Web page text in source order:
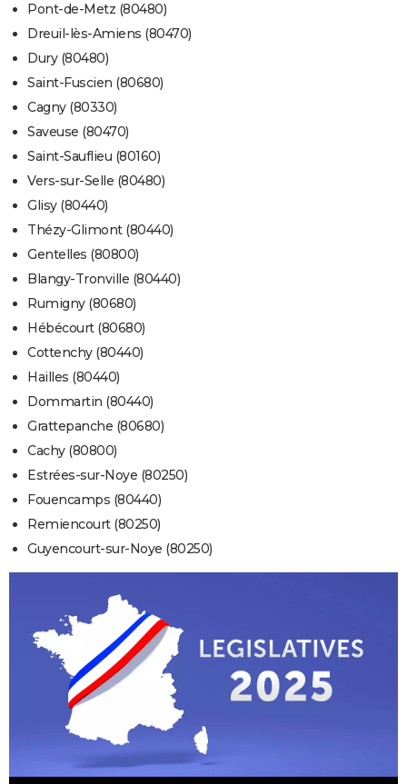
Pont-de-Metz (80480)
Dreuil-lès-Amiens (80470)
Dury (80480)
Saint-Fuscien (80680)
Cagny (80330)
Saveuse (80470)
Saint-Sauflieu (80160)
Vers-sur-Selle (80480)
Glisy (80440)
Thézy-Glimont (80440)
Gentelles (80800)
Blangy-Tronville (80440)
Rumigny (80680)
Hébécourt (80680)
Cottenchy (80440)
Hailles (80440)
Dommartin (80440)
Grattepanche (80680)
Cachy (80800)
Estrées-sur-Noye (80250)
Fouencamps (80440)
Remiencourt (80250)
Guyencourt-sur-Noye (80250)